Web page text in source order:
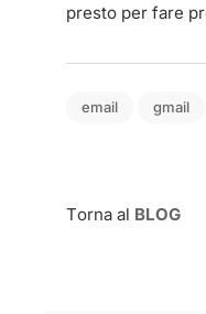
presto per fare
email gmail
Torna al BLOG